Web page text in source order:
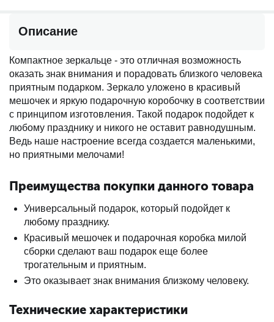
Описание
Компактное зеркальце - это отличная возможность
оказать знак внимания и порадовать близкого человека
приятным подарком. Зеркало уложено в красивый
мешочек и яркую подарочную коробочку в соответствии
с принципом изготовления. Такой подарок подойдет к
любому празднику и никого не оставит равнодушным.
Ведь наше настроение всегда создается маленькими,
но приятными мелочами!
Преимущества покупки данного товара
Универсальный подарок, который подойдет к
любому празднику.
Красивый мешочек и подарочная коробка милой
сборки сделают ваш подарок еще более
трогательным и приятным.
Это оказывает знак внимания близкому человеку.
Технические характеристики